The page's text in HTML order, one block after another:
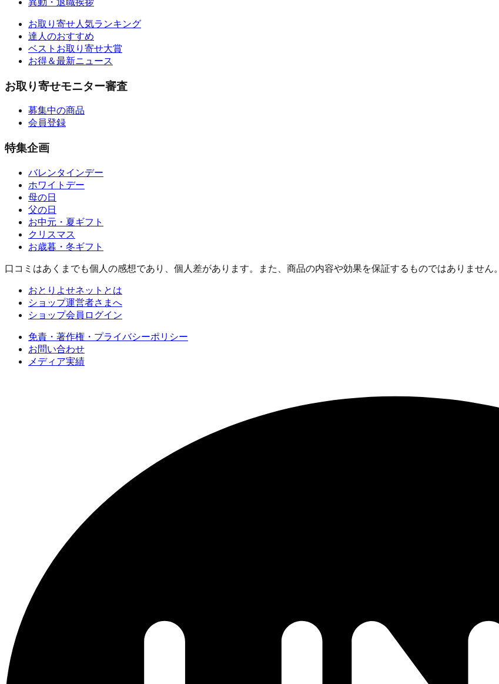
お取り寄せ人気ランキング
達人のおすすめ
ベストお取り寄せ大賞
お得＆最新ニュース
お取り寄せモニター審査
募集中の商品
会員登録
特集企画
バレンタインデー
ホワイトデー
母の日
父の日
お中元・夏ギフト
クリスマス
お歳暮・冬ギフト
口コミはあくまでも個人の感想であり、個人差があります。また、商品の内容や効果を保証するものではありません。
おとりよせネットとは
ショップ運営者さまへ
ショップ会員ログイン
免責・著作権・プライバシーポリシー
お問い合わせ
メディア実績